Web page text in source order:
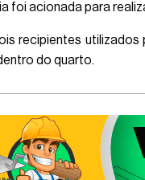
foi acionada para
recipientes
do quarto.